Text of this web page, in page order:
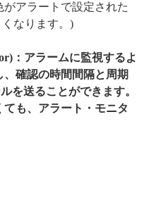
アラートで設定された
なります。)
：アラームに監視するよ
確認の時間間隔と周期
を送ることができます。
も、アラート・モニタ